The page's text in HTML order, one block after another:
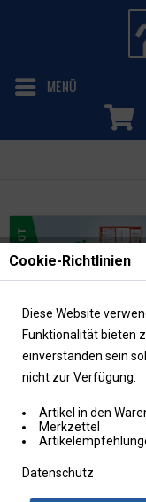
MENÜ
Auto/KFZ
Cookie-Richtlinien
Diese Website
Funktionalität bieten
einverstanden sein
nicht zur Verfügung:
Artikel in den
Merkzettel
Datenschutz